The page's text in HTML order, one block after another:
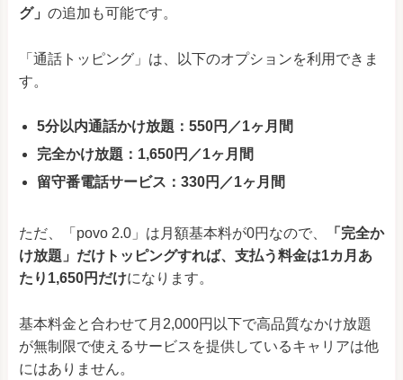
グ」 の追加も可能です。
「通話トッピング」は、以下のオプションを利用できま
す。
5分以内通話かけ放題：550円／1ヶ月間
完全かけ放題：1,650円／1ヶ月間
留守番電話サービス：330円／1ヶ月間
ただ、「povo 2.0」は月額基本料が0円なので、
「完全か
け放題」だけトッピングすれば、支払う料金は1カ月あ
たり1,650円だけになります。
基本料金と合わせて月2,000円以下で高品質なかけ放題
が無制限で使えるサービスを提供しているキャリアは他
にはありません。